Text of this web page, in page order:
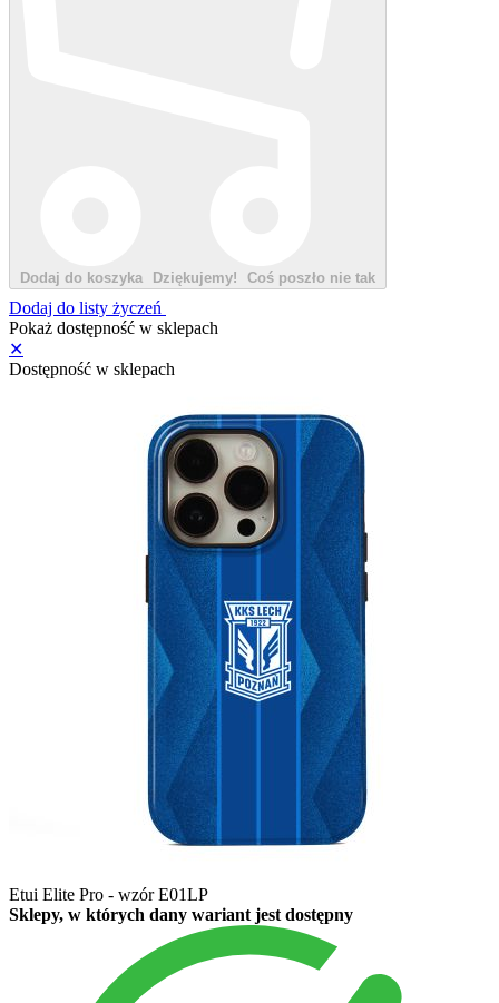
Dodaj do koszyka Dziękujemy! Coś poszło nie tak
Dodaj do listy życzeń
Pokaż dostępność w sklepach
✕
Dostępność w sklepach
Etui Elite Pro - wzór E01LP
Sklepy, w których dany wariant jest dostępny